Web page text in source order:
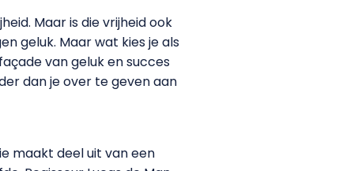
Maar is die vrijheid ook
geluk. Maar wat kies je als
van geluk en succes
dan je over te geven aan
maakt deel uit van een